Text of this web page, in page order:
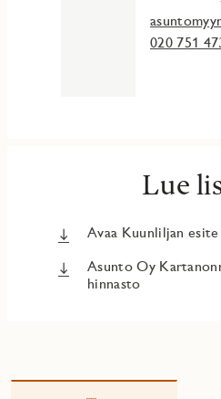
JM Suomi Oy rekisteröi ja020 751
Lue
Avaa Kuunliljan
Asunto Oy
hinnasto